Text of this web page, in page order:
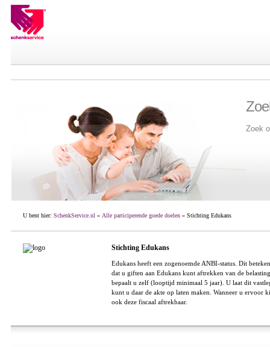
Zoek
U bent hier: SchenkService.nl » Alle participerende goede doelen» Stichting Edukans
Stichting Edukans
Edukans heeft een zogenoemde ANBI-status. Dit
dat u giften aan Edukans kunt aftrekken van de
bepaalt u zelf (looptijd minimaal 5 jaar). U laat dit
kunt u daar de akte op laten maken. Wanneer u ervoor
ook deze fiscaal aftrekbaar.